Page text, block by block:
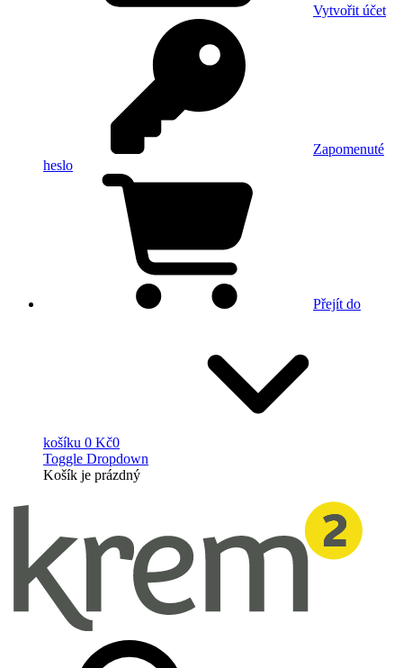
Vytvořit účet
Zapomenuté
heslo
Přejít do
košíku 0 Kč0
Toggle Dropdown
Košík je prázdný